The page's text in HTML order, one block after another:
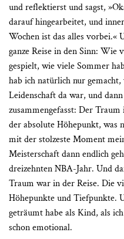
und reflektierst und sagst,
darauf hingearbeitet, und
Wochen ist das alles vorbei.«
ganze Reise in den Sinn:
gespielt, wie viele Sommer
hab ich natürlich nur
Leidenschaft da war, und
zusammengefasst: Der
der absolute Höhepunkt, was
mit der stolzeste Moment
Meisterschaft dann endlich
dreizehnten NBA-Jahr. Und
Traum war in der Reise. Die
Höhepunkte und Tiefpunkte.
geträumt habe als Kind, als
schon emotional.